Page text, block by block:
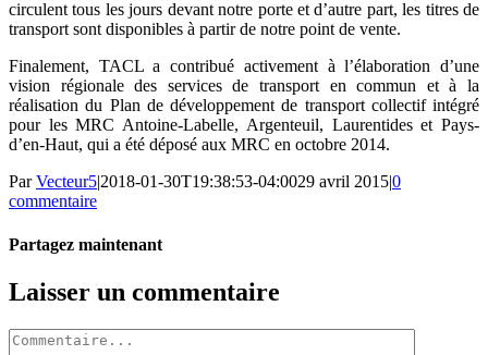
circulent tous les jours devant notre porte et d’autre part, les titres de
transport sont disponibles à partir de notre point de vente.
Finalement, TACL a contribué activement à l’élaboration d’une
vision régionale des services de transport en commun et à la
réalisation du Plan de développement de transport collectif intégré
pour les MRC Antoine-Labelle, Argenteuil, Laurentides et Pays-
d’en-Haut, qui a été déposé aux MRC en octobre 2014.
ParVecteur5|2018-01-30T19:38:53-04:0029 avril 2015|0
commentaire
Partagez maintenant
Facebook
Twitter
LinkedIn
Tumblr
Pinterest
Email
Laisser un commentaire
Commentaire